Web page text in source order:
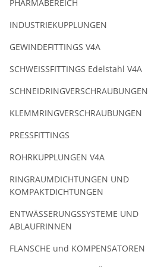
PHARMABEREICH
INDUSTRIEKUPPLUNGEN
GEWINDEFITTINGS V4A
SCHWEISSFITTINGS Edelstahl V4A
SCHNEIDRINGVERSCHRAUBUNGEN
KLEMMRINGVERSCHRAUBUNGEN
PRESSFITTINGS
ROHRKUPPLUNGEN V4A
RINGRAUMDICHTUNGEN UND
KOMPAKTDICHTUNGEN
ENTWÄSSERUNGSSYSTEME UND
ABLAUFRINNEN
FLANSCHE und KOMPENSATOREN